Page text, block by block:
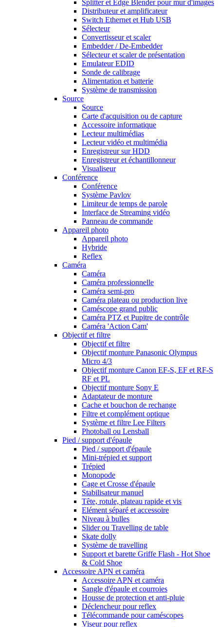
Splitter et Edge Blender pour mur d'images
Distributeur et amplificateur
Switch Ethernet et Hub USB
Sélecteur
Convertisseur et scaler
Embedder / De-Embedder
Sélecteur et scaler de présentation
Emulateur EDID
Sonde de calibrage
Alimentation et batterie
Système de transmission
Source
Source
Carte d'acquisition ou de capture
Accessoire informatique
Lecteur multimédias
Lecteur vidéo et multimédia
Enregistreur sur HDD
Enregistreur et échantillonneur
Visualiseur
Conférence
Conférence
Système Pavlov
Limiteur de temps de parole
Interface de Streaming vidéo
Panneau de commande
Appareil photo
Appareil photo
Hybride
Reflex
Caméra
Caméra
Caméra professionnelle
Caméra semi-pro
Caméra plateau ou production live
Caméscope grand public
Caméra PTZ et Pupitre de contrôle
Caméra 'Action Cam'
Objectif et filtre
Objectif et filtre
Objectif monture Panasonic Olympus
Micro 4/3
Objectif monture Canon EF-S, EF et RF-S
RF et PL
Objectif monture Sony E
Adaptateur de monture
Cache et bouchon de rechange
Filtre et complément optique
Système et filtre Lee Filters
Photoball ou Lensball
Pied / support d'épaule
Pied / support d'épaule
Mini-trépied et support
Trépied
Monopode
Cage et Crosse d'épaule
Stabilisateur manuel
Tête, rotule, plateau rapide et vis
Elément séparé et accessoire
Niveau à bulles
Slider ou Travelling de table
Skate dolly
Système de travelling
Support et barette Griffe Flash - Hot Shoe
& Cold Shoe
Accessoire APN et caméra
Accessoire APN et caméra
Sangle d'épaule et courroies
Housse de protection et anti-pluie
Déclencheur pour reflex
Télécommande pour caméscopes
Viseur pour reflex